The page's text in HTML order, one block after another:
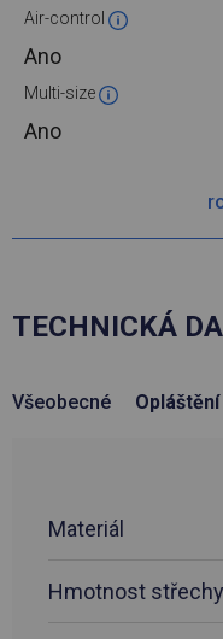
Air-control
Ano
Multi-size
Ano
TECHNICKÁ
Všeobecné Opláštění
Materiál
Hmotnost střechy